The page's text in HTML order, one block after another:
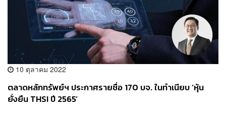
10 ตุลาคม 2022
ตลาดหลักทรัพย์ฯ ประกาศรายชื่อ 170 บจ. ในทำเนียบ ‘หุ้น
ยั่งยืน THSI ปี 2565’